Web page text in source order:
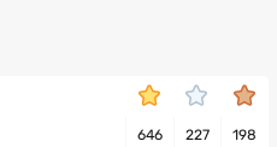
646 227 198